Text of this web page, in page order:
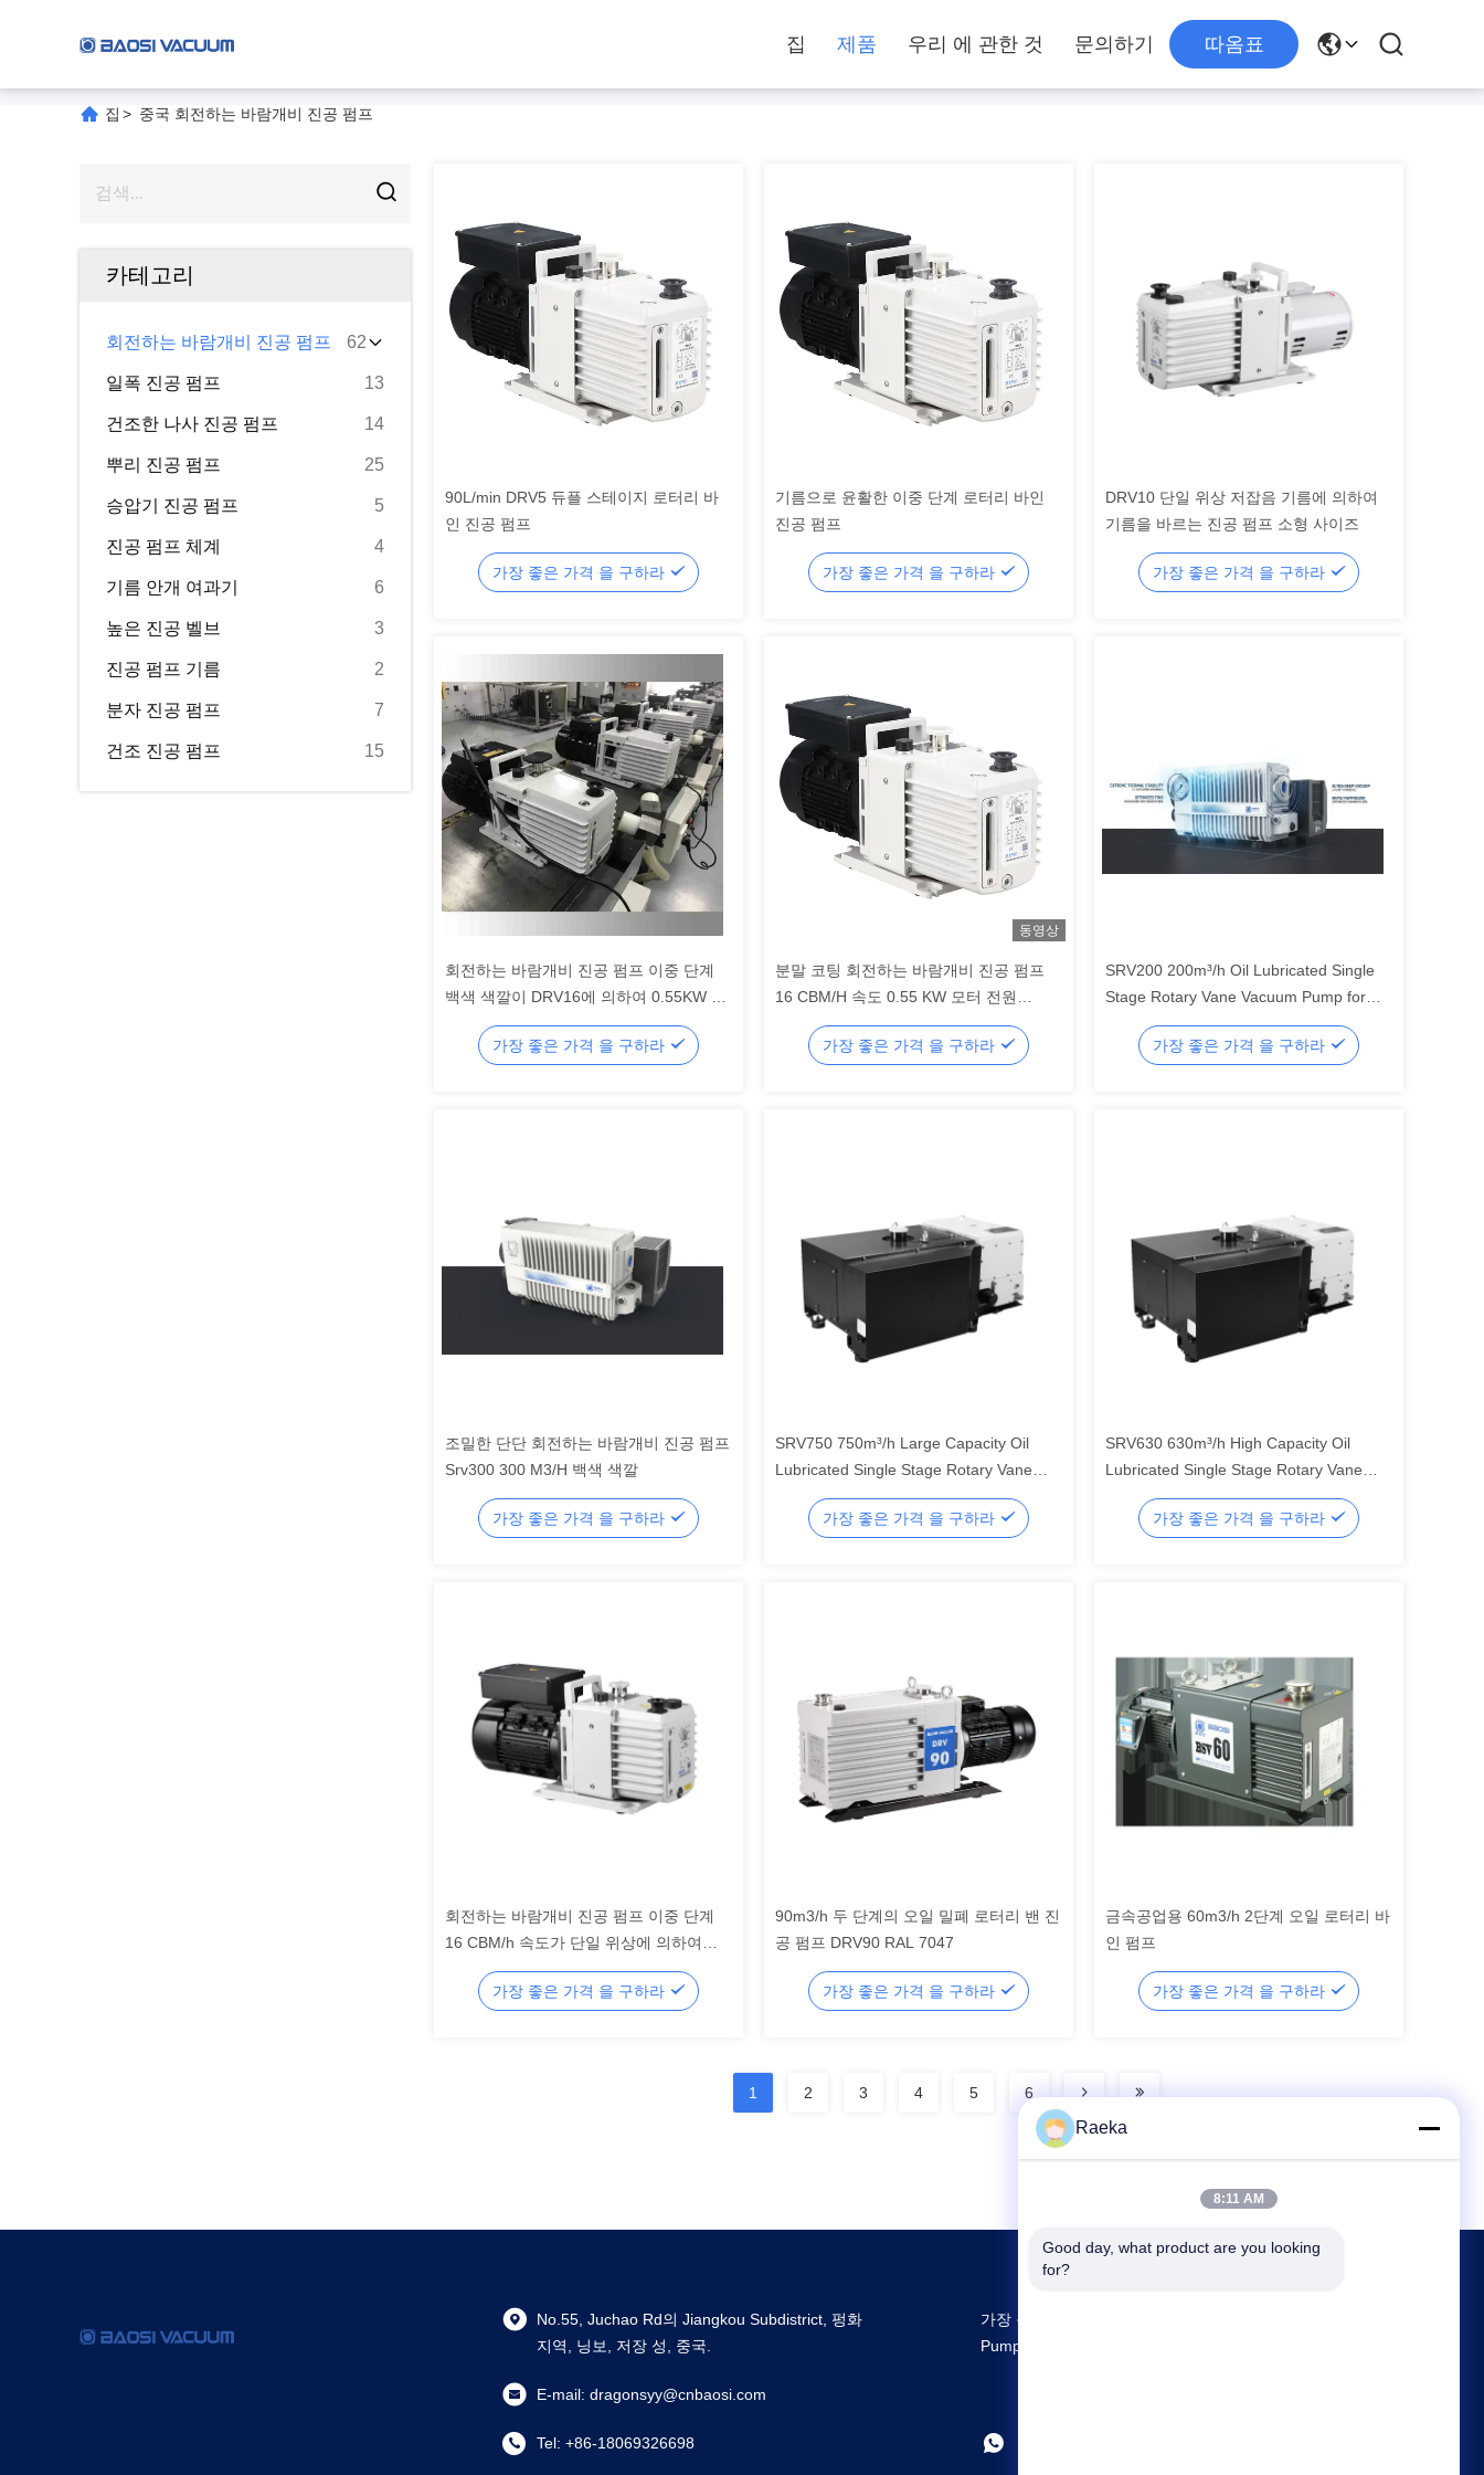
집 제품 우리 에 관한 것 문의하기 따옴표
집 > 중국 회전하는 바람개비 진공 펌프
카테고리
회전하는 바람개비 진공 펌프 62
일폭 진공 펌프 13
건조한 나사 진공 펌프 14
뿌리 진공 펌프 25
승압기 진공 펌프 5
진공 펌프 체계 4
기름 안개 여과기 6
높은 진공 벨브 3
진공 펌프 기름 2
분자 진공 펌프 7
건조 진공 펌프 15
90L/min DRV5 듀플 스테이지 로터리 바
인 진공 펌프
가장 좋은 가격 을 구하라
기름으로 윤활한 이중 단계 로터리 바인
진공 펌프
가장 좋은 가격 을 구하라
DRV10 단일 위상 저잡음 기름에 의하여
기름을 바르는 진공 펌프 소형 사이즈
가장 좋은 가격 을 구하라
회전하는 바람개비 진공 펌프 이중 단계
백색 색깔이 DRV16에 의하여 0.55KW 기
름을 발랐습니다
가장 좋은 가격 을 구하라
동영상
분말 코팅 회전하는 바람개비 진공 펌프
16 CBM/H 속도 0.55 KW 모터 전원
DRV16
가장 좋은 가격 을 구하라
SRV200 200m³/h Oil Lubricated Single
Stage Rotary Vane Vacuum Pump for
Industrial Vacuum Applications
가장 좋은 가격 을 구하라
조밀한 단단 회전하는 바람개비 진공 펌프
Srv300 300 M3/H 백색 색깔
가장 좋은 가격 을 구하라
SRV750 750m³/h Large Capacity Oil
Lubricated Single Stage Rotary Vane
Vacuum Pump for Industrial Systems
가장 좋은 가격 을 구하라
SRV630 630m³/h High Capacity Oil
Lubricated Single Stage Rotary Vane
Vacuum Pump for Heavy Industry
가장 좋은 가격 을 구하라
회전하는 바람개비 진공 펌프 이중 단계
16 CBM/h 속도가 단일 위상에 의하여
0.55KW 기름을 발랐습니다
가장 좋은 가격 을 구하라
90m3/h 두 단계의 오일 밀폐 로터리 밴 진
공 펌프 DRV90 RAL 7047
가장 좋은 가격 을 구하라
금속공업용 60m3/h 2단계 오일 로터리 바
인 펌프
가장 좋은 가격 을 구하라
1 2 3 4 5 6
No.55, Juchao Rd의 Jiangkou Subdistrict, 펑화
지역, 닝보, 저장 성, 중국.
E-mail: dragonsyy@cnbaosi.com
Tel: +86-18069326698
가장 큰 연구 개발 및 생산 Rotary Vane Vacuum
Pump 중국 공급업체
Raeka
8:11 AM
Good day, what product are you looking
for?